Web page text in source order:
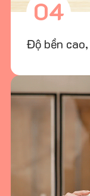
Độ bền
04